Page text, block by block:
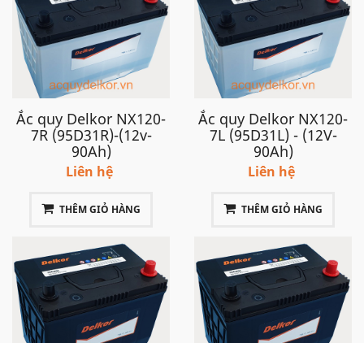
Ắc quy Delkor NX120-
7R (95D31R)-(12v-
90Ah)
Liên hệ
THÊM GIỎ HÀNG
Ắc quy Delkor NX120-
7L (95D31L) - (12V-
90Ah)
Liên hệ
THÊM GIỎ HÀNG